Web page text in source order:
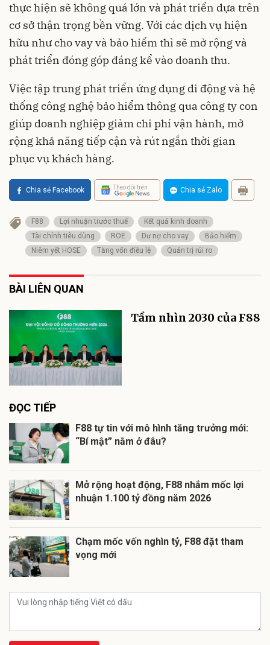
thực hiện sẽ không quá lớn và phát triển dựa trên
cơ sở thận trọng bền vững. Với các dịch vụ hiện
hữu như cho vay và bảo hiểm thì sẽ mở rộng và
phát triển đóng góp đáng kể vào doanh thu.
Việc tập trung phát triển ứng dụng di động và hệ
thống công nghệ bảo hiểm thông qua công ty con
giúp doanh nghiệp giảm chi phí vận hành, mở
rộng khả năng tiếp cận và rút ngắn thời gian
phục vụ khách hàng.
Chia sẻ Facebook Theo dõi trên Chia sẻ Zalo
F88 Lợi nhuận trước thuế
Kết quả kinh doanh
Tài chính tiêu dùng
ROE Dư nợ cho vay
Bảo hiểm
Niêm yết HOSE
Tăng vốn điều lệ Quản trị rủi ro
BÀI LIÊN QUAN
Tầm nhìn 2030 của F88
ĐỌC TIẾP
F88 tự tin với mô hình tăng trưởng mới:
“Bí mật” nằm ở đâu?
Mở rộng hoạt động, F88 nhắm mốc lợi
nhuận 1.100 tỷ đồng năm 2026
Chạm mốc vốn nghìn tỷ, F88 đặt tham
vọng mới